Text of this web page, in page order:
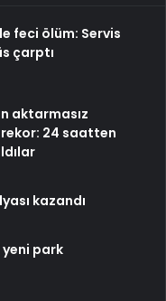
feci ölüm: Servis
çarptı
aktarmasız
24 saatten
kazandı
yeni park